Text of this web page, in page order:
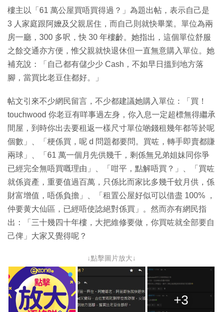
樓主以「61 萬公屋買唔買得過？」為題出帖，表示自己是
3 人家庭跟阿嬤及父親居住，而自己則就快畢業。單位為兩
房一廳，300 多呎，快 30 年樓齡。她指出，這個單位舒服
之餘交通亦方便，惟父親就快退休但一直無意購入單位。她
補充說：「自己都有儲少少 Cash，不如早日搵到地方落
腳，當買比老豆住都好。」
帖文引來不少網民留言，不少都建議她購入單位：「買！
touchwood 你老豆有咩事過左身，你入息一定超標無得繼承
間屋，到時你出去要租返一樣尺寸單位啲錢租幾年都等於呢
個數」、「梗係買，呢 d 問題都要問。買咗，轉手即賣都賺
兩球」、「61 萬一個月先供幾千，剩係無兄弟姐妹同你爭
已經完全無唔買嘅理由」、「咁平，點解唔買？」、「買咗
就係資產，重要值過百萬，只係比而家比多幾千蚊月供，係
財富增值，唔係負擔」、「租置公屋好似可以借盡 100% ，
仲要黄大仙區，已經唔使諗絕對係買」。然而亦有網民指
出：「三十幾四十年樓，大把維修要做，你買咗就全部要自
己俾」大家又覺得呢？
↓點擊圖片放大↓
+3